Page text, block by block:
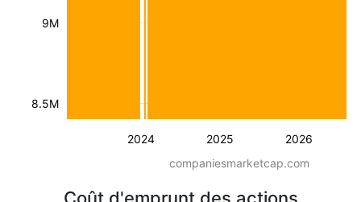
2024 2025 2026
8.5M
9M
companiesmarketcap.com